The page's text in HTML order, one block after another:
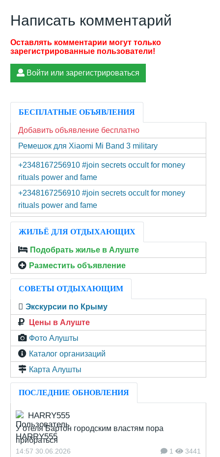
Написать комментарий
Войти или зарегистрироваться
БЕСПЛАТНЫЕ ОБЪЯВЛЕНИЯ
Добавить объявление бесплатно
Ремешок для Xiaomi Mi Band 3 military
+2348167256910 #join secrets occult for money
rituals power and fame
+2348167256910 #join secrets occult for money
rituals power and fame
ЖИЛЬЁ ДЛЯ ОТДЫХАЮЩИХ
Подобрать жилье в Алуште
Разместить объявление
СОВЕТЫ ОТДЫХАЮЩИМ
Экскурсии по Крыму
Цены в Алуште
Фото Алушты
Каталог организаций
Карта Алушты
ПОСЛЕДНИЕ ОБНОВЛЕНИЯ
HARRY555
У отеля Бартон городским властям пора
прибраться
14:57 30.06.2026 1 3441